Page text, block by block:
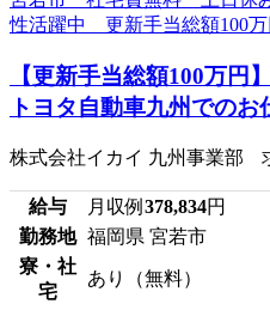
【更新手当総額100万円
トヨタ自動車九州でのお
株式会社イカイ 九州事業部
給与 月収例 378,834円
勤務地 福岡県 宮若市
寮・社
宅
あり（無料）